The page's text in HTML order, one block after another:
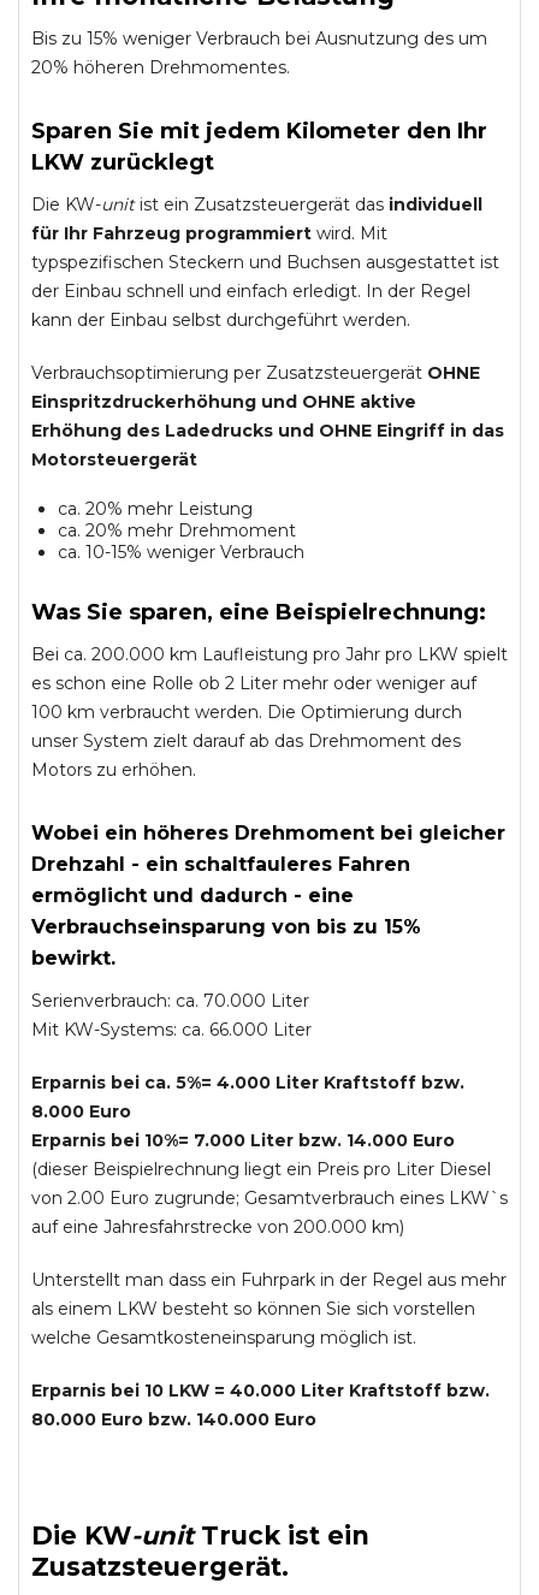
Bis zu 15% weniger Verbrauch bei Ausnutzung des um
20% höheren Drehmomentes.
Sparen Sie mit jedem Kilometer den Ihr
LKW zurücklegt
Die KW-unitist ein Zusatzsteuergerät das individuell
für Ihr Fahrzeug programmiert wird. Mit
typspezifischen Steckern und Buchsen ausgestattet ist
der Einbau schnell und einfach erledigt. In der Regel
kann der Einbau selbst durchgeführt werden.
Verbrauchsoptimierung per Zusatzsteuergerät OHNE
Einspritzdruckerhöhung und OHNE aktive
Erhöhung des Ladedrucks und OHNE Eingriff in das
Motorsteuergerät
ca. 20% mehr Leistung
ca. 20% mehr Drehmoment
ca. 10-15% weniger Verbrauch
Was Sie sparen, eine Beispielrechnung:
Bei ca. 200.000 km Laufleistung pro Jahr pro LKW spielt
es schon eine Rolle ob 2 Liter mehr oder weniger auf
100 km verbraucht werden. Die Optimierung durch
unser System zielt darauf ab das Drehmoment des
Motors zu erhöhen.
Wobei ein höheres Drehmoment bei gleicher
Drehzahl - ein schaltfauleres Fahren
ermöglicht und dadurch - eine
Verbrauchseinsparung von bis zu 15%
bewirkt.
Serienverbrauch: ca. 70.000 Liter
Mit KW-Systems: ca. 66.000 Liter
Erparnis bei ca. 5%= 4.000 Liter Kraftstoff bzw.
8.000 Euro
Erparnis bei 10%= 7.000 Liter bzw. 14.000 Euro
(dieser Beispielrechnung liegt ein Preis pro Liter Diesel
von 2.00 Euro zugrunde; Gesamtverbrauch eines LKW`s
auf eine Jahresfahrstrecke von 200.000 km)
Unterstellt man dass ein Fuhrpark in der Regel aus mehr
als einem LKW besteht so können Sie sich vorstellen
welche Gesamtkosteneinsparung möglich ist.
Erparnis bei 10 LKW = 40.000 Liter Kraftstoff bzw.
80.000 Euro bzw. 140.000 Euro
Die KW-unit Truckist ein
Zusatzsteuergerät.